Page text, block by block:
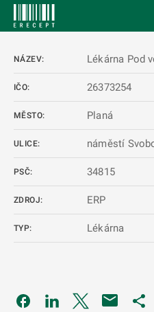
NÁZEV: Lékárna Pod
IČO: 26373254
MĚSTO: Planá
ULICE: náměstí
PSČ: 34815
ZDROJ: ERP
TYP: Lékárna
Odkaz se otevře na
Odkaz se otevře
Odkaz se